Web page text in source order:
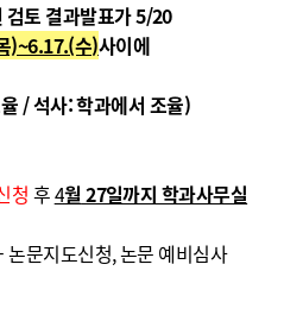
토 결과발표가 5/20
)~6.17.(수)사이에
/ 석사: 학과에서 조율)
청 후4월 27일까지 학과사무실
문지도신청, 논문 예비심사